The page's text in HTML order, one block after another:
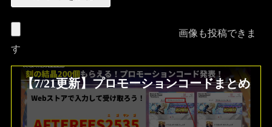
画像も投稿できま
す
【7/21更新】プロモーションコードまとめ